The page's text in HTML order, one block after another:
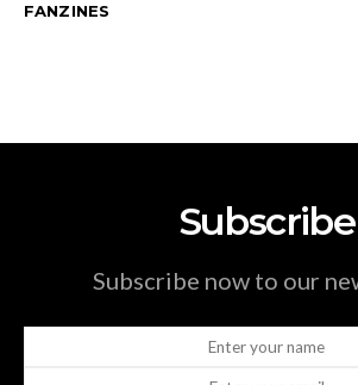
FANZINES
Subscribe
Subscribe now to our